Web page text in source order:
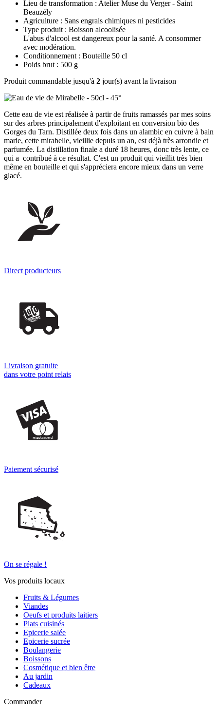
Lieu de transformation : Atelier Muse du Verger - Saint
Beauzély
Agriculture : Sans engrais chimiques ni pesticides
Type produit : Boisson alcoolisée
L'abus d'alcool est dangereux pour la santé. A consommer
avec modération.
Conditionnement : Bouteille 50 cl
Poids brut : 500 g
Produit commandable jusqu'à 2 jour(s) avant la livraison
Cette eau de vie est réalisée à partir de fruits ramassés par mes soins
sur des arbres principalement d'exploitant en conversion bio des
Gorges du Tarn. Distillée deux fois dans un alambic en cuivre à bain
marie, cette mirabelle, vieillie depuis un an, est déjà très arrondie et
parfumée. La distillation finale a duré 18 heures, donc très lente, ce
qui a contribué à ce résultat. C'est un produit qui vieillit très bien
même en bouteille et qui s'appréciera encore mieux dans un verre
glacé.
Direct producteurs
Livraison gratuite
dans votre point relais
Paiement sécurisé
On se régale !
Vos produits locaux
Fruits & Légumes
Viandes
Oeufs et produits laitiers
Plats cuisinés
Epicerie salée
Epicerie sucrée
Boulangerie
Boissons
Cosmétique et bien être
Au jardin
Cadeaux
Commander